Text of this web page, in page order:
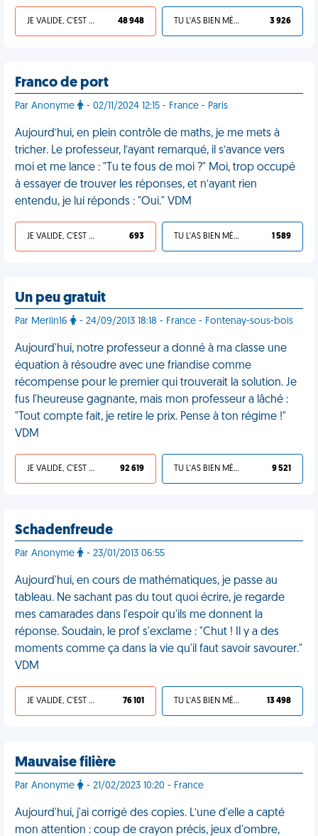
JE VALIDE, C'EST UNE VDM 48 948 TU L'AS BIEN MÉRITÉ 3 926
Franco de port
Par Anonyme - 02/11/2024 12:15 - France - Paris
Aujourd’hui, en plein contrôle de maths, je me mets à
tricher. Le professeur, l’ayant remarqué, il s’avance vers
moi et me lance : "Tu te fous de moi ?" Moi, trop occupé
à essayer de trouver les réponses, et n’ayant rien
entendu, je lui réponds : "Oui." VDM
JE VALIDE, C'EST UNE VDM 693 TU L'AS BIEN MÉRITÉ 1 589
Un peu gratuit
Par Merlin16 - 24/09/2013 18:18 - France - Fontenay-sous-bois
Aujourd'hui, notre professeur a donné à ma classe une
équation à résoudre avec une friandise comme
récompense pour le premier qui trouverait la solution. Je
fus l'heureuse gagnante, mais mon professeur a lâché :
"Tout compte fait, je retire le prix. Pense à ton régime !"
VDM
JE VALIDE, C'EST UNE VDM 92 619 TU L'AS BIEN MÉRITÉ 9 521
Schadenfreude
Par Anonyme - 23/01/2013 06:55
Aujourd'hui, en cours de mathématiques, je passe au
tableau. Ne sachant pas du tout quoi écrire, je regarde
mes camarades dans l'espoir qu'ils me donnent la
réponse. Soudain, le prof s'exclame : "Chut ! Il y a des
moments comme ça dans la vie qu'il faut savoir savourer."
VDM
JE VALIDE, C'EST UNE VDM 76 101 TU L'AS BIEN MÉRITÉ 13 498
Mauvaise filière
Par Anonyme - 21/02/2023 10:20 - France
Aujourd'hui, j'ai corrigé des copies. L’une d'elle a capté
mon attention : coup de crayon précis, jeux d'ombre,